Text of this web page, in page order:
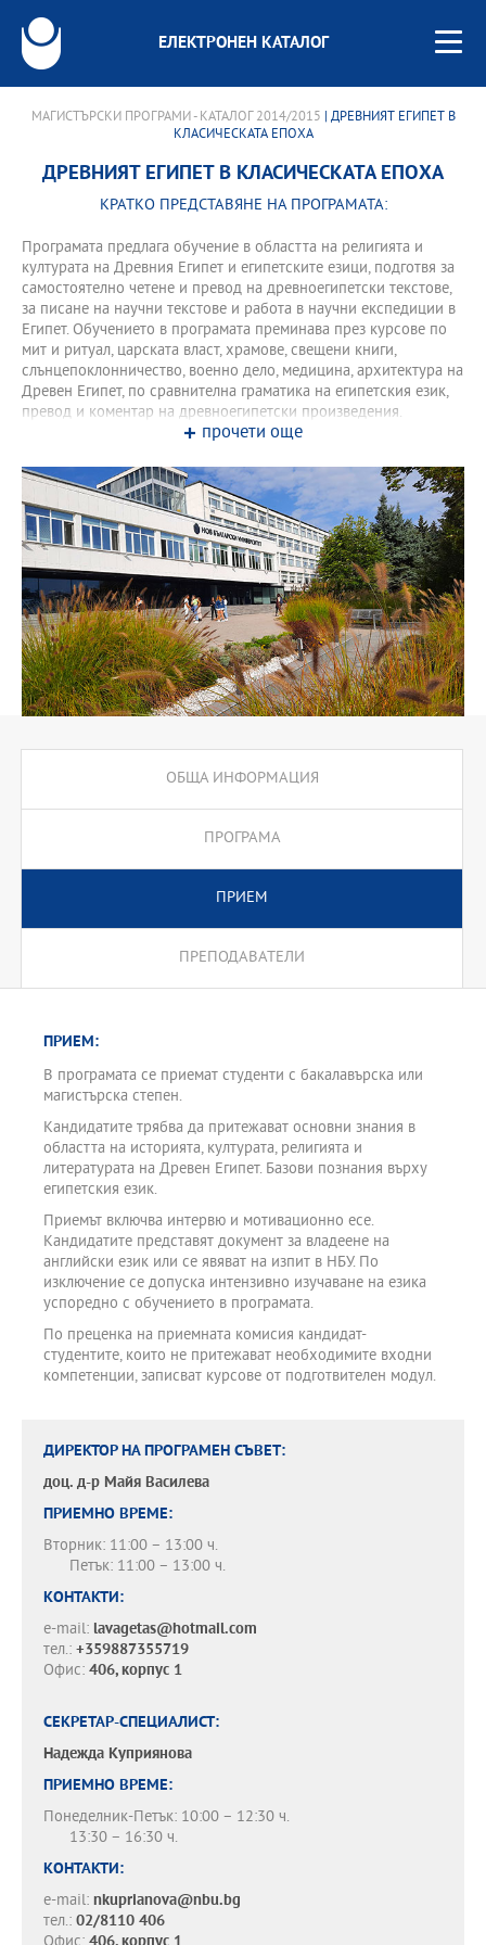
ЕЛЕКТРОНЕН КАТАЛОГ
МАГИСТЪРСКИ ПРОГРАМИ - КАТАЛОГ 2014/2015 | ДРЕВНИЯТ ЕГИПЕТ В
КЛАСИЧЕСКАТА ЕПОХА
ДРЕВНИЯТ ЕГИПЕТ В КЛАСИЧЕСКАТА ЕПОХА
КРАТКО ПРЕДСТАВЯНЕ НА ПРОГРАМАТА:
Програмата предлага обучение в областта на религията и
културата на Древния Египет и египетските езици, подготвя за
самостоятелно четене и превод на древноегипетски текстове,
за писане на научни текстове и работа в научни експедиции в
Египет. Обучението в програмата преминава през курсове по
мит и ритуал, царската власт, храмове, свещени книги,
слънцепоклонничество, военно дело, медицина, архитектура на
Древен Египет, по сравнителна граматика на египетския език,
превод и коментар на древноегипетски произведения.
Извънаудиторните учебни форми включват практики, теренни
Програмата предлага подготвителен модул за кандидати от
други образователни области.
прочети още
ОБЩА ИНФОРМАЦИЯ
ПРОГРАМА
ПРИЕМ
ПРЕПОДАВАТЕЛИ
ПРИЕМ:
В програмата се приемат студенти с бакалавърска или
магистърска степен.
Кандидатите трябва да притежават основни знания в
областта на историята, културата, религията и
литературата на Древен Египет. Базови познания върху
египетския език.
Приемът включва интервю и мотивационно есе.
Кандидатите представят документ за владеене на
английски език или се явяват на изпит в НБУ. По
изключение се допуска интензивно изучаване на езика
успоредно с обучението в програмата.
По преценка на приемната комисия кандидат-
студентите, които не притежават необходимите входни
компетенции, записват курсове от подготвителен модул.
ДИРЕКТОР НА ПРОГРАМЕН СЪВЕТ:
доц. д-р Майя Василева
ПРИЕМНО ВРЕМЕ:
Вторник: 11:00 – 13:00 ч.
Петък: 11:00 – 13:00 ч.
КОНТАКТИ:
e-mail: ‎lavagetas@hotmail.com
тел.: +359887355719
Офис: 406, корпус 1
СЕКРЕТАР-СПЕЦИАЛИСТ:
Надежда Куприянова
ПРИЕМНО ВРЕМЕ:
Понеделник-Петък: 10:00 – 12:30 ч.
13:30 – 16:30 ч.
КОНТАКТИ:
e-mail: nkuprianova@nbu.bg
тел.: 02/8110 406